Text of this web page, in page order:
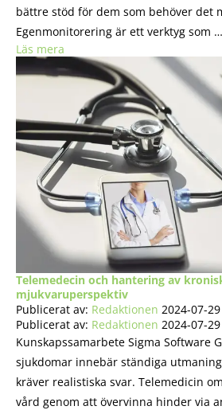
bättre stöd för dem som behöver det
Egenmonitorering är ett verktyg som …
Läs mera
Telemedecin och hantering av
mjukvaruperspektiv
Publicerat av: Redaktionen 2024-07-29
Publicerat av: Redaktionen 2024-07-29
Kunskapssamarbete Sigma Software
sjukdomar innebär ständiga
kräver realistiska svar. Telemedicin
vård genom att övervinna hinder via